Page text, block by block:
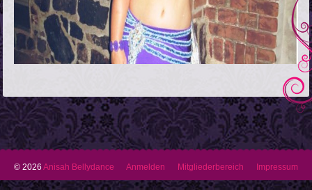
© 2026 Anisah Bellydance Anmelden Mitgliederbereich Impressum